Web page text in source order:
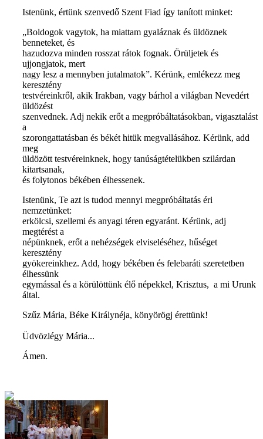
Istenünk, értünk szenvedő Szent Fiad így tanított minket:
„Boldogok vagytok, ha miattam gyaláznak és üldöznek
benneteket, és
hazudozva minden rosszat rátok fognak. Örüljetek és
ujjongjatok, mert
nagy lesz a mennyben jutalmatok”. Kérünk, emlékezz meg
keresztény
testvéreinkről, akik Irakban, vagy bárhol a világban Nevedért
üldözést
szenvednek. Adj nekik erőt a megpróbáltatásokban, vigasztalást
a
szorongattatásban és békét hitük megvallásához. Kérünk, add
meg
üldözött testvéreinknek, hogy tanúságtételükben szilárdan
kitartsanak,
és folytonos békében élhessenek.
Istenünk, Te azt is tudod mennyi megpróbáltatás éri
nemzetünket:
erkölcsi, szellemi és anyagi téren egyaránt. Kérünk, adj
megtérést a
népünknek, erőt a nehézségek elviseléséhez, hűséget
keresztény
gyökereinkhez. Add, hogy békében és felebaráti szeretetben
élhessünk
egymással és a körülöttünk élő népekkel, Krisztus, a mi Urunk
által.
Szűz Mária, Béke Királynéja, könyörögj érettünk!
Üdvözlégy Mária...
Ámen.